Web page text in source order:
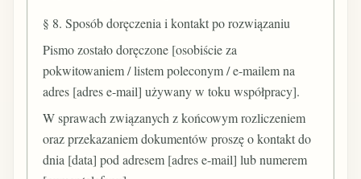
§ 8. Sposób doręczenia i kontakt po rozwiązaniu
Pismo zostało doręczone [osobiście za
pokwitowaniem / listem poleconym / e-mailem na
adres [adres e-mail] używany w toku współpracy].
W sprawach związanych z końcowym rozliczeniem
oraz przekazaniem dokumentów proszę o kontakt do
dnia [data] pod adresem [adres e-mail] lub numerem